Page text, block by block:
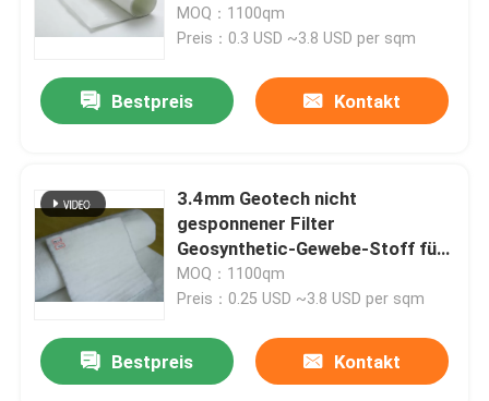
Stoff
MOQ：1100qm
Preis：0.3 USD ~3.8 USD per sqm
Bestpreis Kontakt
3.4mm Geotech nicht
gesponnener Filter
Geosynthetic-Gewebe-Stoff für
Straßenbau
MOQ：1100qm
Preis：0.25 USD ~3.8 USD per sqm
Bestpreis Kontakt